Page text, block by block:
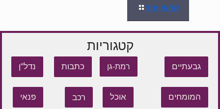
קראו עוד
קטגוריות
גבעתיים רמת-גן כתבות נדל"ן
המומחים אוכל רכב פנאי